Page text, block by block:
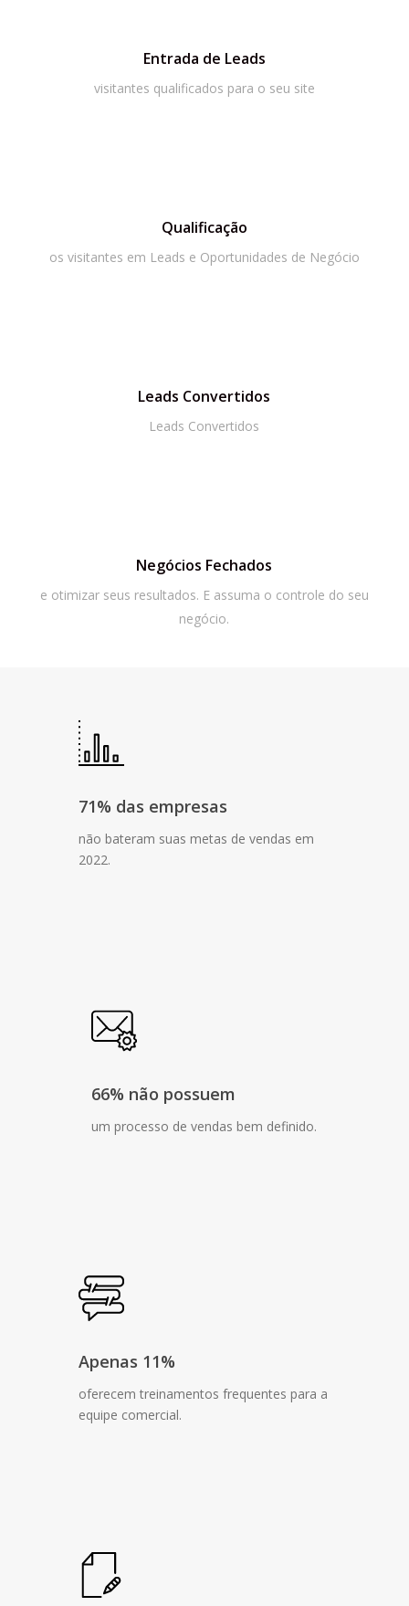
Entrada de Leads
visitantes qualificados para o seu site
Qualificação
os visitantes em Leads e Oportunidades de Negócio
Leads Convertidos
Leads Convertidos
Negócios Fechados
e otimizar seus resultados. E assuma o controle do seu
negócio.
71% das empresas
não bateram suas metas de vendas em
2022.
66% não possuem
um processo de vendas bem definido.
Apenas 11%
oferecem treinamentos frequentes para a
equipe comercial.